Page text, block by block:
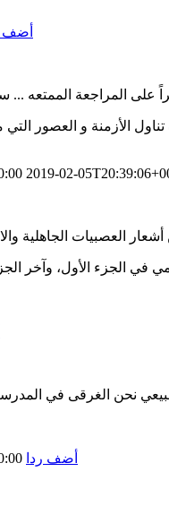
أضف
الأزمنة و العصور التي
2019-02-
الجزء الأول، وآخر
أضف ردا